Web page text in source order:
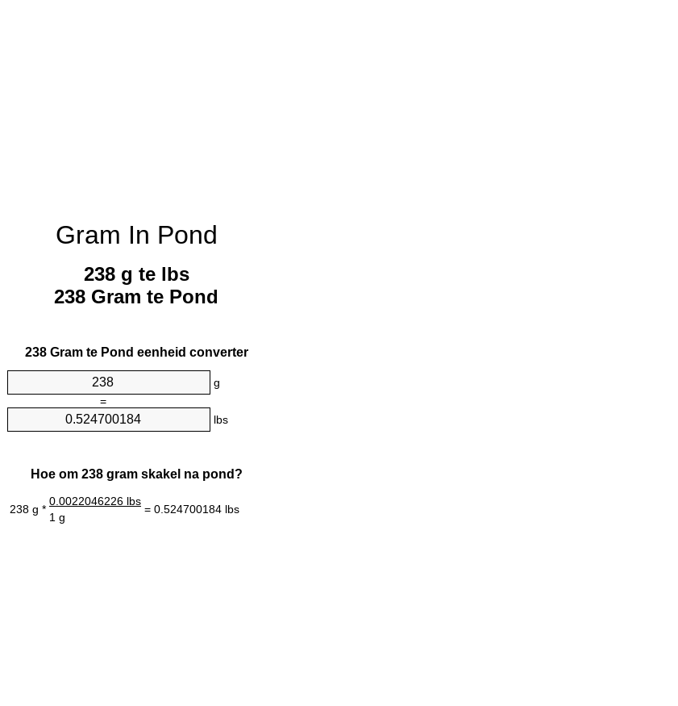
Gram In Pond
238 g te lbs
238 Gram te Pond
238 Gram te Pond eenheid converter
g
=
lbs
Hoe om 238 gram skakel na pond?
238 g *
0.0022046226 lbs
= 0.524700184 lbs
1 g